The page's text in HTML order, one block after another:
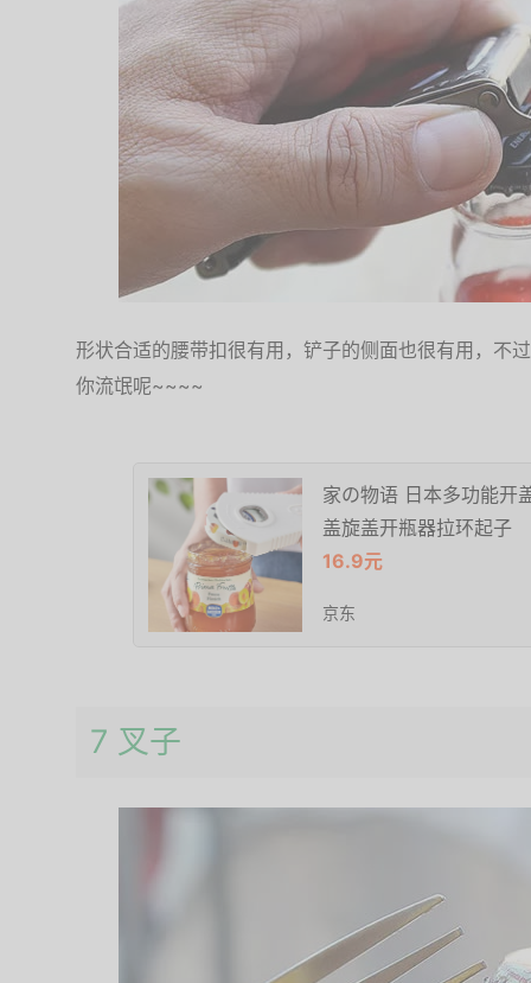
形状合适的腰带扣很有用，铲子的侧面也很有用，不
你流氓呢~~~~
家の物语 日本多功能开
盖旋盖开瓶器拉环起子
16.9元
京东
7 叉子